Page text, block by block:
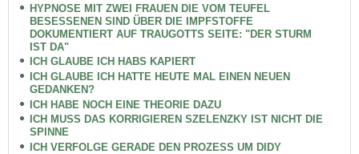
HYPNOSE MIT ZWEI FRAUEN DIE VOM TEUFEL
BESESSENEN SIND ÜBER DIE IMPFSTOFFE
DOKUMENTIERT AUF TRAUGOTTS SEITE: "DER STURM
IST DA"
ICH GLAUBE ICH HABS KAPIERT
ICH GLAUBE ICH HATTE HEUTE MAL EINEN NEUEN
GEDANKEN?
ICH HABE NOCH EINE THEORIE DAZU
ICH MUSS DAS KORRIGIEREN SZELENZKY IST NICHT DIE
SPINNE
ICH VERFOLGE GERADE DEN PROZESS UM DIDY